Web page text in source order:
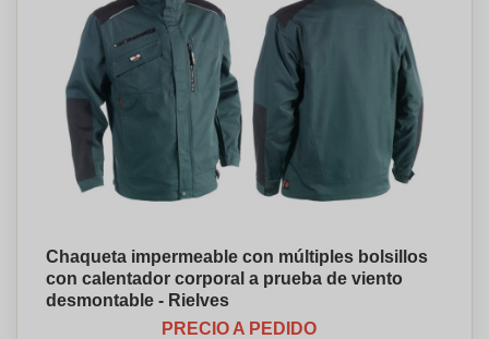
Chaqueta impermeable con múltiples bolsillos
con calentador corporal a prueba de viento
desmontable - Rielves
PRECIO A PEDIDO